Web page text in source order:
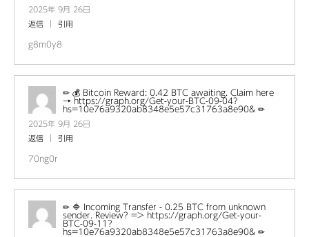
2025年 9月 26日
返信
引用
g8m0y8
✏ 💰 Bitcoin Reward: 0.42 BTC awaiting. Claim here
→ https://graph.org/Get-your-BTC-09-04?
hs=10e76a9320ab8348e5e57c31763a8e90& ✏
2025年 9月 26日
返信
引用
70ng0r
✏ 🔷 Incoming Transfer - 0.25 BTC from unknown
sender. Review? => https://graph.org/Get-your-
BTC-09-11?
hs=10e76a9320ab8348e5e57c31763a8e90& ✏